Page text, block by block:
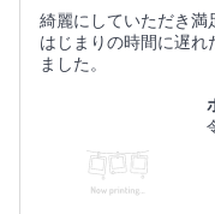
綺麗にしていただき満
はじまりの時間に遅
ました。